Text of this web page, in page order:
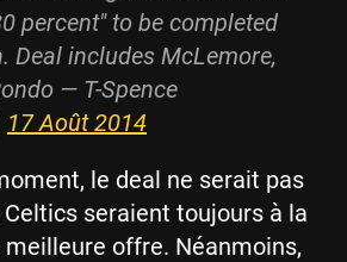
percent" to be completed
Deal includes McLemore,
— T-Spence
17 Août 2014
le deal ne serait pas
seraient toujours à la
meilleure offre. Néanmoins,